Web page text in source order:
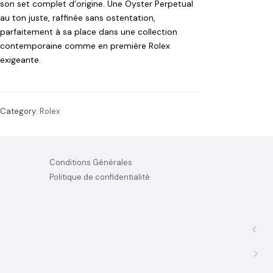
son set complet d’origine. Une Oyster Perpetual
au ton juste, raffinée sans ostentation,
parfaitement à sa place dans une collection
contemporaine comme en première Rolex
exigeante.
Category: Rolex
Conditions Générales
Politique de confidentialité